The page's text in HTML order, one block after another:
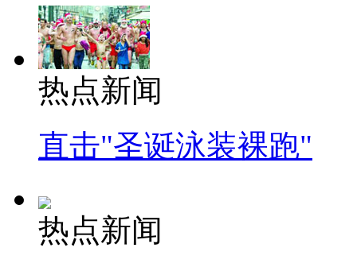
热点新闻
直击"圣诞泳装裸跑"
热点新闻